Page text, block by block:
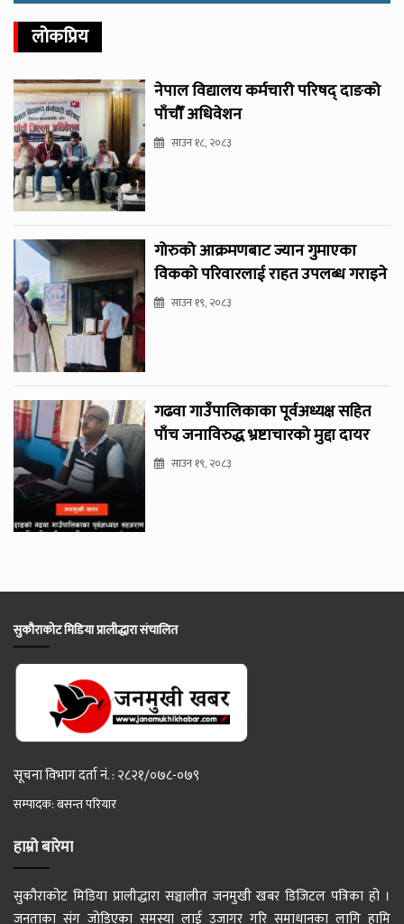
लोकप्रिय
नेपाल विद्यालय कर्मचारी परिषद् दाङको
पाँचौँ अधिवेशन
साउन १८, २०८३
गोरुको आक्रमणबाट ज्यान गुमाएका
विकको परिवारलाई राहत उपलब्ध गराइने
साउन १९, २०८३
गढवा गाउँपालिकाका पूर्वअध्यक्ष सहित
पाँच जनाविरुद्ध भ्रष्टाचारको मुद्दा दायर
साउन १९, २०८३
सुकौराकोट मिडिया प्रालीद्धारा संचालित
सूचना विभाग दर्ता नं. : २८२१/०७८-०७९
सम्पादक: बसन्त परियार
हाम्रो बारेमा
सुकौराकोट मिडिया प्रालीद्धारा सञ्चालीत जनमुखी खबर डिजिटल पत्रिका हो ।
जनताका संग जोडिएका समस्या लाई उजागर गरि समाधानका लागि हामि